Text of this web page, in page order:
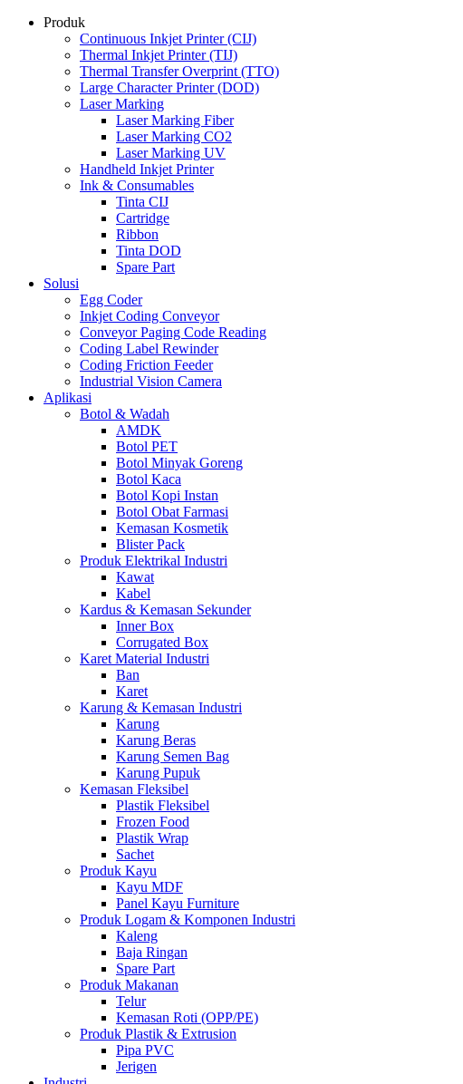
Produk
Continuous Inkjet Printer (CIJ)
Thermal Inkjet Printer (TIJ)
Thermal Transfer Overprint (TTO)
Large Character Printer (DOD)
Laser Marking
Laser Marking Fiber
Laser Marking CO2
Laser Marking UV
Handheld Inkjet Printer
Ink & Consumables
Tinta CIJ
Cartridge
Ribbon
Tinta DOD
Spare Part
Solusi
Egg Coder
Inkjet Coding Conveyor
Conveyor Paging Code Reading
Coding Label Rewinder
Coding Friction Feeder
Industrial Vision Camera
Aplikasi
Botol & Wadah
AMDK
Botol PET
Botol Minyak Goreng
Botol Kaca
Botol Kopi Instan
Botol Obat Farmasi
Kemasan Kosmetik
Blister Pack
Produk Elektrikal Industri
Kawat
Kabel
Kardus & Kemasan Sekunder
Inner Box
Corrugated Box
Karet Material Industri
Ban
Karet
Karung & Kemasan Industri
Karung
Karung Beras
Karung Semen Bag
Karung Pupuk
Kemasan Fleksibel
Plastik Fleksibel
Frozen Food
Plastik Wrap
Sachet
Produk Kayu
Kayu MDF
Panel Kayu Furniture
Produk Logam & Komponen Industri
Kaleng
Baja Ringan
Spare Part
Produk Makanan
Telur
Kemasan Roti (OPP/PE)
Produk Plastik & Extrusion
Pipa PVC
Jerigen